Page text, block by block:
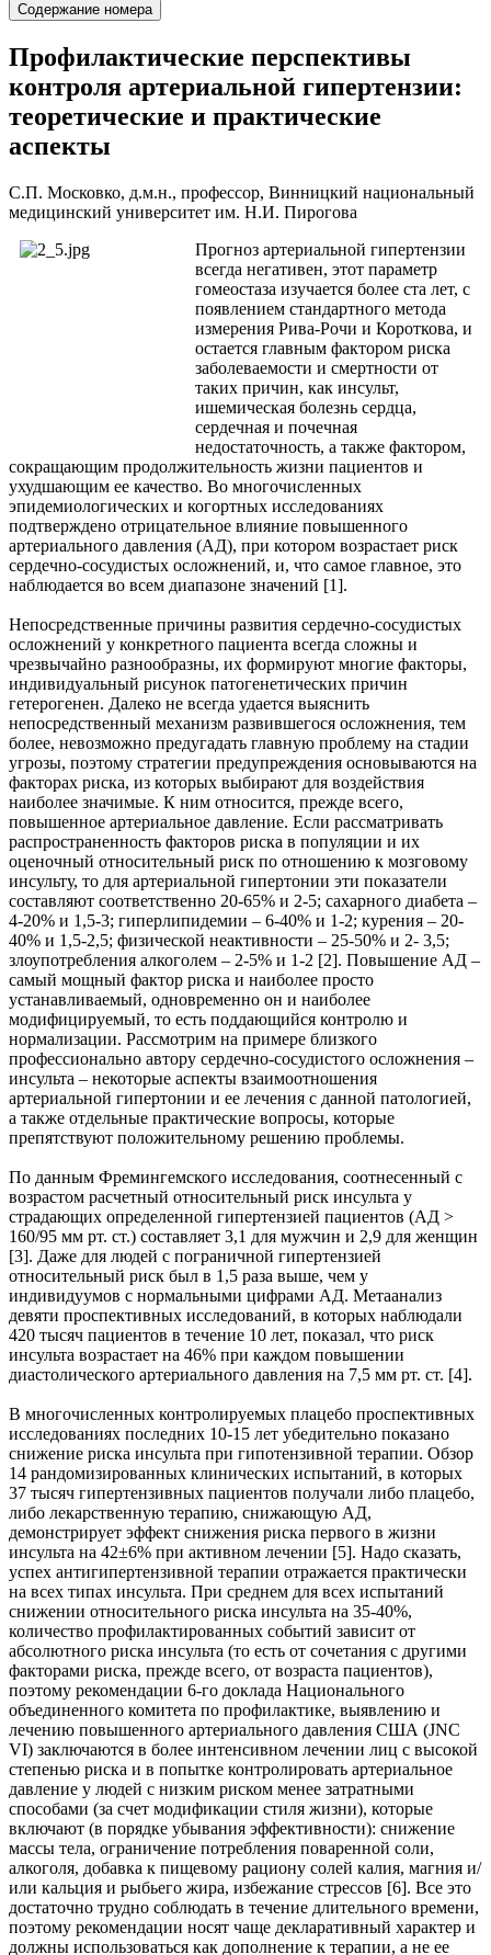
Содержание номера
Профилактические перспективы
контроля артериальной гипертензии:
теоретические и практические
аспекты
С.П. Московко, д.м.н., профессор, Винницкий национальный
медицинский университет им. Н.И. Пирогова
Прогноз артериальной гипертензии
всегда негативен, этот параметр
гомеостаза изучается более ста лет, с
появлением стандартного метода
измерения Рива-Рочи и Короткова, и
остается главным фактором риска
заболеваемости и смертности от
таких причин, как инсульт,
ишемическая болезнь сердца,
сердечная и почечная
недостаточность, а также фактором,
сокращающим продолжительность жизни пациентов и
ухудшающим ее качество. Во многочисленных
эпидемиологических и когортных исследованиях
подтверждено отрицательное влияние повышенного
артериального давления (АД), при котором возрастает риск
сердечно-сосудистых осложнений, и, что самое главное, это
наблюдается во всем диапазоне значений [1].
Непосредственные причины развития сердечно-сосудистых
осложнений у конкретного пациента всегда сложны и
чрезвычайно разнообразны, их формируют многие факторы,
индивидуальный рисунок патогенетических причин
гетерогенен. Далеко не всегда удается выяснить
непосредственный механизм развившегося осложнения, тем
более, невозможно предугадать главную проблему на стадии
угрозы, поэтому стратегии предупреждения основываются на
факторах риска, из которых выбирают для воздействия
наиболее значимые. К ним относится, прежде всего,
повышенное артериальное давление. Если рассматривать
распространенность факторов риска в популяции и их
оценочный относительный риск по отношению к мозговому
инсульту, то для артериальной гипертонии эти показатели
составляют соответственно 20-65% и 2-5; сахарного диабета –
4-20% и 1,5-3; гиперлипидемии – 6-40% и 1-2; курения – 20-
40% и 1,5-2,5; физической неактивности – 25-50% и 2- 3,5;
злоупотребления алкоголем – 2-5% и 1-2 [2]. Повышение АД –
самый мощный фактор риска и наиболее просто
устанавливаемый, одновременно он и наиболее
модифицируемый, то есть поддающийся контролю и
нормализации. Рассмотрим на примере близкого
профессионально автору сердечно-сосудистого осложнения –
инсульта – некоторые аспекты взаимоотношения
артериальной гипертонии и ее лечения с данной патологией,
а также отдельные практические вопросы, которые
препятствуют положительному решению проблемы.
По данным Фремингемского исследования, соотнесенный с
возрастом расчетный относительный риск инсульта у
страдающих определенной гипертензией пациентов (АД >
160/95 мм рт. ст.) составляет 3,1 для мужчин и 2,9 для женщин
[3]. Даже для людей с пограничной гипертензией
относительный риск был в 1,5 раза выше, чем у
индивидуумов с нормальными цифрами АД. Метаанализ
девяти проспективных исследований, в которых наблюдали
420 тысяч пациентов в течение 10 лет, показал, что риск
инсульта возрастает на 46% при каждом повышении
диастолического артериального давления на 7,5 мм рт. ст. [4].
В многочисленных контролируемых плацебо проспективных
исследованиях последних 10-15 лет убедительно показано
снижение риска инсульта при гипотензивной терапии. Обзор
14 рандомизированных клинических испытаний, в которых
37 тысяч гипертензивных пациентов получали либо плацебо,
либо лекарственную терапию, снижающую АД,
демонстрирует эффект снижения риска первого в жизни
инсульта на 42±6% при активном лечении [5]. Надо сказать,
успех антигипертензивной терапии отражается практически
на всех типах инсульта. При среднем для всех испытаний
снижении относительного риска инсульта на 35-40%,
количество профилактированных событий зависит от
абсолютного риска инсульта (то есть от сочетания с другими
факторами риска, прежде всего, от возраста пациентов),
поэтому рекомендации 6-го доклада Национального
объединенного комитета по профилактике, выявлению и
лечению повышенного артериального давления США (JNC
VI) заключаются в более интенсивном лечении лиц с высокой
степенью риска и в попытке контролировать артериальное
давление у людей с низким риском менее затратными
способами (за счет модификации стиля жизни), которые
включают (в порядке убывания эффективности): снижение
массы тела, ограничение потребления поваренной соли,
алкоголя, добавка к пищевому рациону солей калия, магния и/
или кальция и рыбьего жира, избежание стрессов [6]. Все это
достаточно трудно соблюдать в течение длительного времени,
поэтому рекомендации носят чаще декларативный характер и
должны использоваться как дополнение к терапии, а не ее